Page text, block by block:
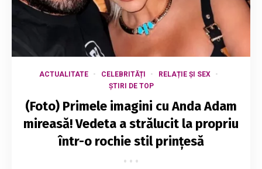
ACTUALITATE CELEBRITĂȚI
RELAȚIE ȘI SEX
ȘTIRI DE TOP
(Foto) Primele imagini cu Anda Adam
mireasă! Vedeta a strălucit la propriu
într-o rochie stil prințesă